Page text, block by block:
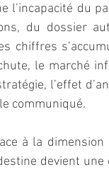
l’incapacité du
du dossier
chiffres
le marché
l’effet
communiqué.
à la dimension
devient